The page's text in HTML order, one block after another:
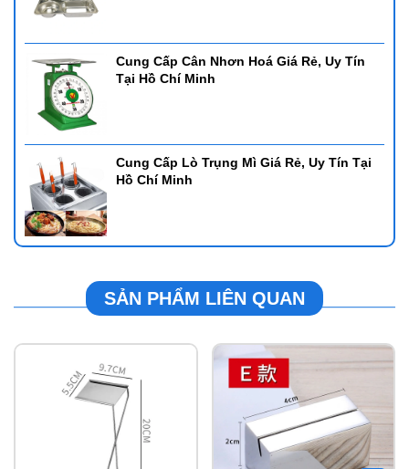
Cung Cấp Cân Nhơn Hoá Giá Rẻ, Uy Tín
Tại Hồ Chí Minh
Cung Cấp Lò Trụng Mì Giá Rẻ, Uy Tín Tại
Hồ Chí Minh
SẢN PHẨM LIÊN QUAN